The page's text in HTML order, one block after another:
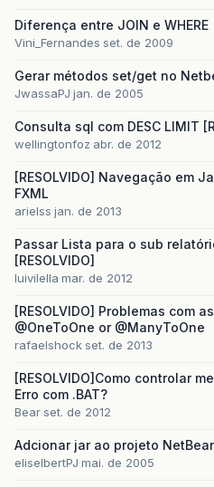
Diferença entre JOIN e WHERE
Vini_Fernandes set. de 2009
Gerar métodos set/get no
JwassaPJ jan. de 2005
Consulta sql com DESC LIMIT
wellingtonfoz abr. de 2012
[RESOLVIDO] Navegação em
FXML
arielss jan. de 2013
Passar Lista para o sub
[RESOLVIDO]
luivilella mar. de 2012
[RESOLVIDO] Problemas com
@OneToOne or @ManyToOne
rafaelshockset. de 2013
[RESOLVIDO]Como controlar
Erro com .BAT?
Bearset. de 2012
Adcionar jar ao projeto
eliselbertPJ mai. de 2005